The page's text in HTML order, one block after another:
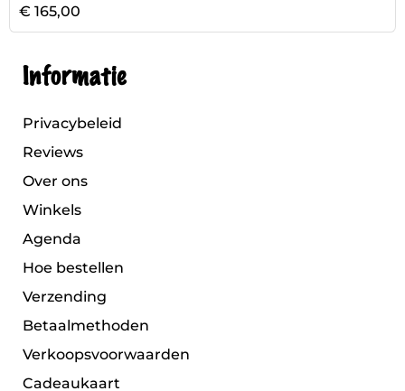
€ 165,00
Informatie
Privacybeleid
Reviews
Over ons
Winkels
Agenda
Hoe bestellen
Verzending
Betaalmethoden
Verkoopsvoorwaarden
Cadeaukaart